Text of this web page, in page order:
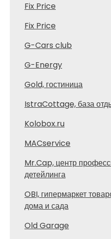
Fix Price
Fix Price
G-Cars club
G-Energy
Gold, гостиница
IstraCottage, база
Kolobox.ru
MACservice
Mr.Cap, центр
детейлинга
OBI, гипермаркет
дома и сада
Old Garage